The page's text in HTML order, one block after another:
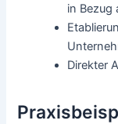
in Bezug
Direkter